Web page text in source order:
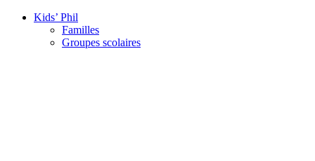
Kids’ Phil
Familles
Groupes scolaires